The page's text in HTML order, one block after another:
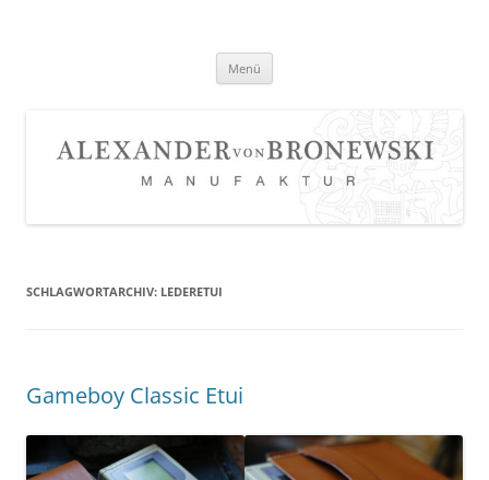
Menü
SCHLAGWORTARCHIV: LEDERETUI
Gameboy Classic Etui